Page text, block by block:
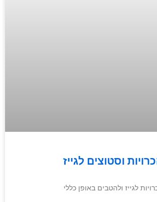
וסטוצים לגייז
לגייז ולהטבים באופן כללי